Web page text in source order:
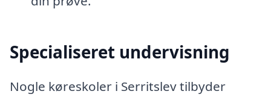
Specialiseret undervisning
Nogle køreskoler i Serritslev tilbyder